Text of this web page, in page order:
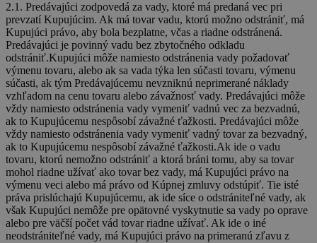
2.1. Predávajúci zodpovedá za vady, ktoré má predaná vec pri
prevzatí Kupujúcim. Ak má tovar vadu, ktorú možno odstrániť, má
Kupujúci právo, aby bola bezplatne, včas a riadne odstránená.
Predávajúci je povinný vadu bez zbytočného odkladu
odstrániť.Kupujúci môže namiesto odstránenia vady požadovať
výmenu tovaru, alebo ak sa vada týka len súčasti tovaru, výmenu
súčasti, ak tým Predávajúcemu nevzniknú neprimerané náklady
vzhľadom na cenu tovaru alebo závažnosť vady. Predávajúci môže
vždy namiesto odstránenia vady vymeniť vadnú vec za bezvadnú,
ak to Kupujúcemu nespôsobí závažné ťažkosti. Predávajúci môže
vždy namiesto odstránenia vady vymeniť vadný tovar za bezvadný,
ak to Kupujúcemu nespôsobí závažné ťažkosti.Ak ide o vadu
tovaru, ktorú nemožno odstrániť a ktorá bráni tomu, aby sa tovar
mohol riadne užívať ako tovar bez vady, má Kupujúci právo na
výmenu veci alebo má právo od Kúpnej zmluvy odstúpiť. Tie isté
práva prislúchajú Kupujúcemu, ak ide síce o odstrániteľné vady, ak
však Kupujúci nemôže pre opätovné vyskytnutie sa vady po oprave
alebo pre väčší počet vád tovar riadne užívať. Ak ide o iné
neodstrániteľné vady, má Kupujúci právo na primeranú zľavu z